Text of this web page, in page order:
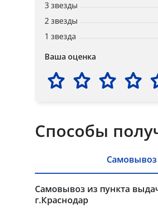
3 звезды
2 звезды
1 звезда
Ваша оценка
Способы
Самовывоз
Самовывоз из пункта
г.Краснодар